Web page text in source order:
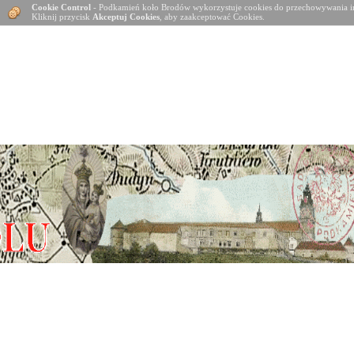
Cookie Control - Podkamień koło Brodów wykorzystuje cookies do
Kliknij przycisk Akceptuj Cookies , aby zaakceptować Cookies.